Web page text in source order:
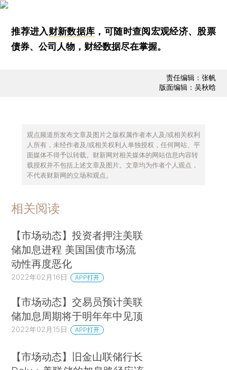
推荐进入财新数据库 ，可随时查阅宏观经济、股票
债券、公司人物，财经数据尽在掌握。
责任编辑：张帆
版面编辑：吴秋晗
观点频道所发布文章及图片之版权属作者本人及/或相关权利
人所有，未经作者及/或相关权利人单独授权，任何网站、平
面媒体不得予以转载。财新网对相关媒体的网站信息内容转
载授权并不包括上述文章及图片。文章均为作者个人观点，
不代表财新网的立场和观点。
相关阅读
【市场动态】投资者押注美联
储加息进程 美国国债市场流
动性再度恶化
2022年02月16日 APP打开
【市场动态】交易员预计美联
储加息周期将于明年年中见顶
2022年02月15日 APP打开
【市场动态】旧金山联储行长